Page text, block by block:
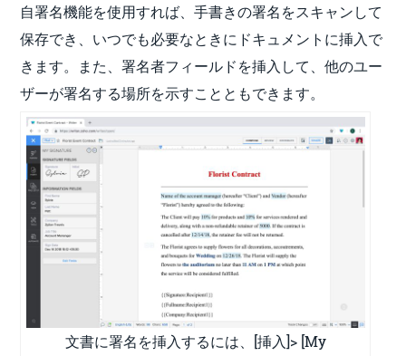
自署名機能を使用すれば、手書きの署名をスキャンして
保存でき、いつでも必要なときにドキュメントに挿入で
きます。また、署名者フィールドを挿入して、他のユー
ザーが署名する場所を示すことともできます。
文書に署名を挿入するには、[挿入]> [My